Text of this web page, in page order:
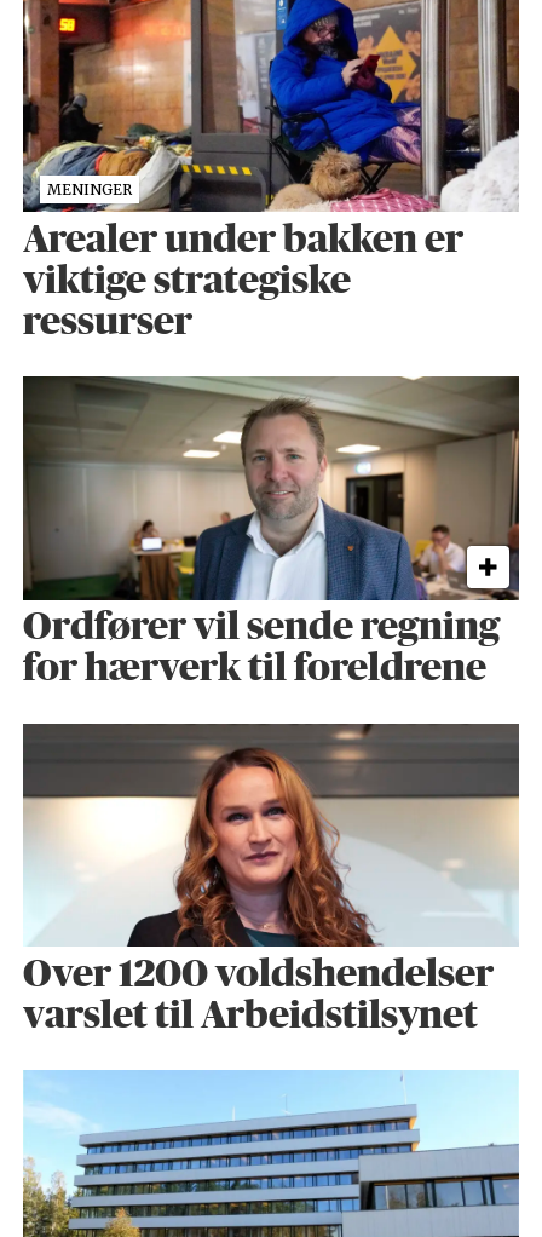
MENINGER
Arealer under bakken er
viktige strategiske
ressurser
Ordfører vil sende regning
for hærverk til foreldrene
Over 1200 voldshendelser
varslet til Arbeidstilsynet